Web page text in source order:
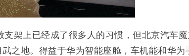
支架上已经成了很多人的习惯，但北京汽车魔
之地。得益于华为智能座舱，车机能和华为